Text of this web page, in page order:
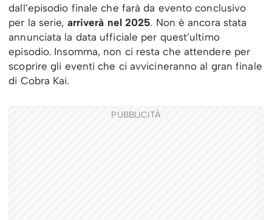
dall’episodio finale che farà da evento conclusivo
per la serie, arriverà nel 2025. Non è ancora stata
annunciata la data ufficiale per quest’ultimo
episodio. Insomma, non ci resta che attendere per
scoprire gli eventi che ci avvicineranno al gran finale
di Cobra Kai.
PUBBLICITÀ